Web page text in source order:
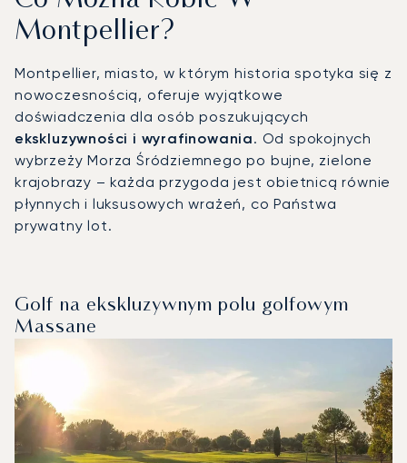
Montpellier?
Montpellier, miasto, w którym historia spotyka się z
nowoczesnością, oferuje wyjątkowe
doświadczenia dla osób poszukujących
ekskluzywności i wyrafinowania. Od spokojnych
wybrzeży Morza Śródziemnego po bujne, zielone
krajobrazy – każda przygoda jest obietnicą równie
płynnych i luksusowych wrażeń, co Państwa
prywatny lot.
Golf na ekskluzywnym polu golfowym
Massane